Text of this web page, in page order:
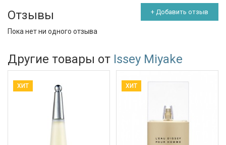
Отзывы + Добавить отзыв
Пока нет ни одного отзыва
Другие товары от Issey Miyake
ХИТ ХИТ